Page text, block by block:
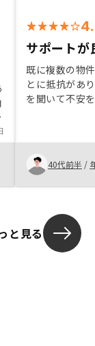
サポートが
既に複数の物
とに抵抗があ
を聞いて不安
認できるとこ
40代前半 /
と見る